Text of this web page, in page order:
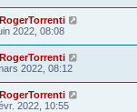
RogerTorrenti
2022, 08:08
RogerTorrenti
2022, 08:12
RogerTorrenti
2022, 10:55